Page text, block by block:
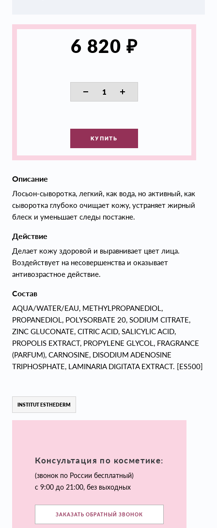
6 820 ₽
КУПИТЬ
Описание
Лосьон-сыворотка, легкий, как вода, но активный, как
сыворотка глубоко очищает кожу, устраняет жирный
блеск и уменьшает следы постакне.
Действие
Делает кожу здоровой и выравнивает цвет лица.
Воздействует на несовершенства и оказывает
антивозрастное действие.
Состав
AQUA/WATER/EAU, METHYLPROPANEDIOL,
PROPANEDIOL, POLYSORBATE 20, SODIUM CITRATE,
ZINC GLUCONATE, CITRIC ACID, SALICYLIC ACID,
PROPOLIS EXTRACT, PROPYLENE GLYCOL, FRAGRANCE
(PARFUM), CARNOSINE, DISODIUM ADENOSINE
TRIPHOSPHATE, LAMINARIA DIGITATA EXTRACT. [ES500]
INSTITUT ESTHEDERM
Консультация по косметике:
(звонок по России бесплатный)
с 9:00 до 21:00, без выходных
ЗАКАЗАТЬ ОБРАТНЫЙ ЗВОНОК